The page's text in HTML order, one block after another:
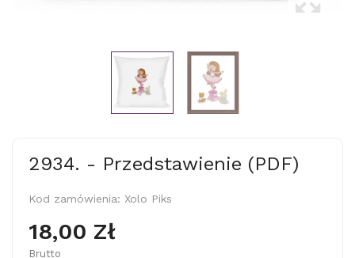
2934. - Przedstawienie (PDF)
Kod zamówienia: Xolo Piks
18,00 Zł
Brutto